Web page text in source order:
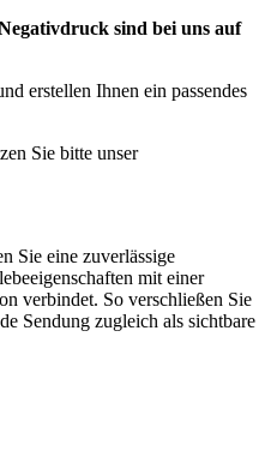
sind bei uns auf
erstellen Ihnen ein passendes
Sie bitte unser
Sie eine zuverlässige
mit einer
verbindet. So verschließen Sie
Sendung zugleich als sichtbare